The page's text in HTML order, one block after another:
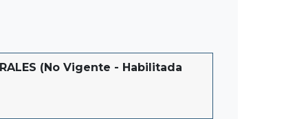
(No Vigente - Habilitada